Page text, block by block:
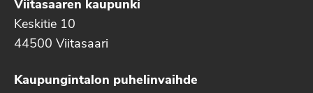
Viitasaaren kaupunki
Keskitie 10
44500 Viitasaari
Kaupungintalon puhelinvaihde